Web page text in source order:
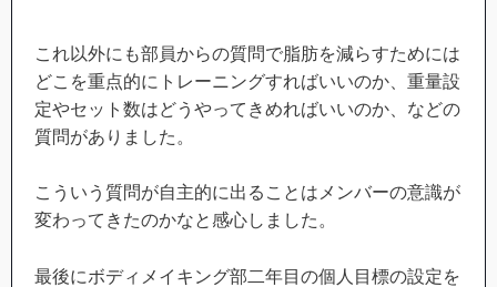
これ以外にも部員からの質問で脂肪を減らすためには
どこを重点的にトレーニングすればいいのか、重量設
定やセット数はどうやってきめればいいのか、などの
質問がありました。
こういう質問が自主的に出ることはメンバーの意識が
変わってきたのかなと感心しました。
最後にボディメイキング部二年目の個人目標の設定を